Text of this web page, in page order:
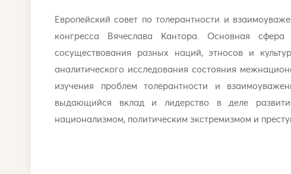
Европейский совет по толерантности и
конгресса Вячеслава Кантора. Основная
сосуществования разных наций, этносов и
аналитического исследования состояния
изучения проблем толерантности и
выдающийся вклад и лидерство в деле
национализмом, политическим экстремизмом и